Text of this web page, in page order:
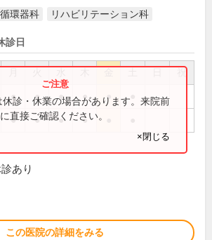
循環器科 リハビリテーション科
診日
祝
● ● ● ● ●
● ● ● ●
診・休業の場合があります。来院前
直接ご確認ください。
×閉じる
あり
この医院の詳細をみる